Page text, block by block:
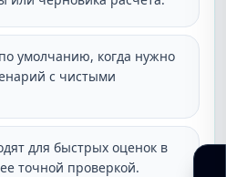
умолчанию, когда нужно
с чистыми
для быстрых оценок в
точной проверкой.